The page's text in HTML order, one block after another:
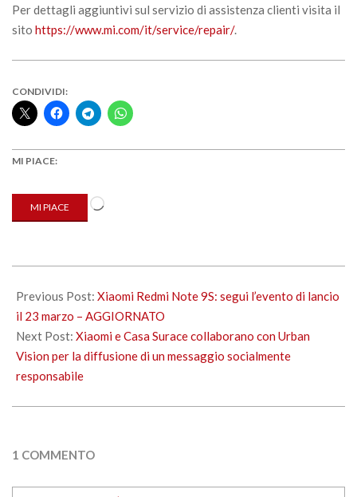
Per dettagli aggiuntivi sul servizio di assistenza clienti visita il
sito https://www.mi.com/it/service/repair/.
CONDIVIDI:
MI PIACE:
MI PIACE
Caricamento
03-
24
Previous Post: Xiaomi Redmi Note 9S: segui l’evento di lancio
il 23 marzo – AGGIORNATO
Next Post: Xiaomi e Casa Surace collaborano con Urban
Vision per la diffusione di un messaggio socialmente
responsabile
1 COMMENTO